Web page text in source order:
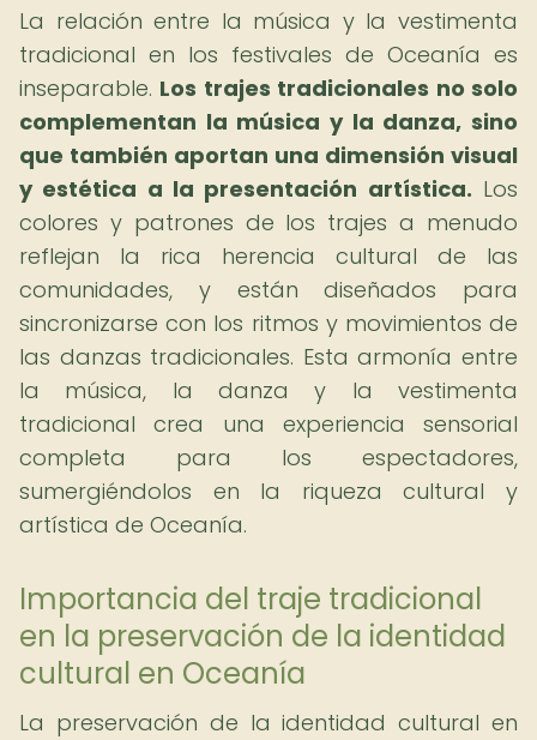
La relación entre la música y la vestimenta
tradicional en los festivales de Oceanía es
inseparable. Los trajes tradicionales no solo
complementan la música y la danza, sino
que también aportan una dimensión visual
y estética a la presentación artística. Los
colores y patrones de los trajes a menudo
reflejan la rica herencia cultural de las
comunidades, y están diseñados para
sincronizarse con los ritmos y movimientos de
las danzas tradicionales. Esta armonía entre
la música, la danza y la vestimenta
tradicional crea una experiencia sensorial
completa para los espectadores,
sumergiéndolos en la riqueza cultural y
artística de Oceanía.
Importancia del traje tradicional
en la preservación de la identidad
cultural en Oceanía
La preservación de la identidad cultural en